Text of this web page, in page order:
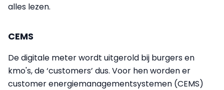
alles lezen.
CEMS
De digitale meter wordt uitgerold bij burgers en
kmo's, de ‘customers’ dus. Voor hen worden er
customer energiemanagementsystemen (CEMS)